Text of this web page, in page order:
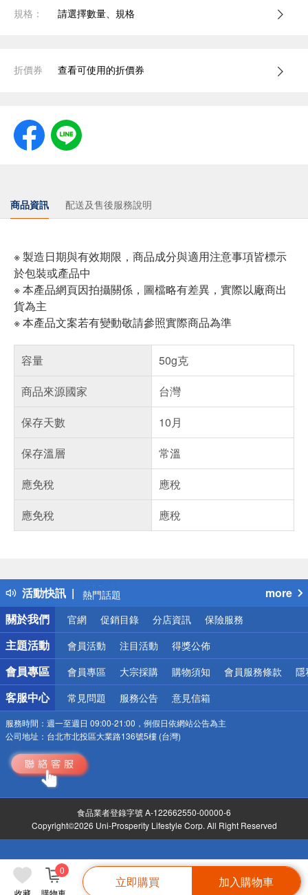
收藏 購物車
0
立即購買 加入購物車
規格： 請選擇數量、規格
折價券 查看可使用的折價券
商品資訊 配送及售後服務說明
※ 製造日期與有效期限，商品成分與適用注意事項皆標示
於包裝或產品中
※ 本產品網頁因拍攝關係，圖檔略有差異，實際以廠商出
貨為主
※ 本產品文案若有變動敬請參照實際商品為準
容量
50g克
商品來源國家
台灣
保存天數
10月
保存溫層
常溫
應免稅
應稅
應免稅
應稅
活動快訊
得獎公告
熱門話題
銀行優惠
偏遠地區配送
詐騙網頁！請小心！
more
關於我們
官網 促銷目錄 分店資訊 保險服務
主題活動 會員活動 注目活動 得獎公佈
會員專區 會員專區 大宗採購 購物須知 會員服務條款 隱
客服中心 常見問題 服務公告 意見信箱
服務時間： 週一至週日 09:00-21:00，例假日依網站公告為主
公司地址： 台北市北投區大業路136號5樓 (台灣)
食品業者登錄字號 A-122662550-00000-6
Copyright©2026 Uni-Prosperity Lifestyle Corp. All Right Reserved